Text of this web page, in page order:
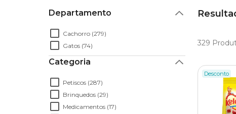
Departamento
Cachorro (279)
Gatos (74)
Categoria
Petiscos (287)
Brinquedos (29)
Medicamentos (17)
329
Desconto